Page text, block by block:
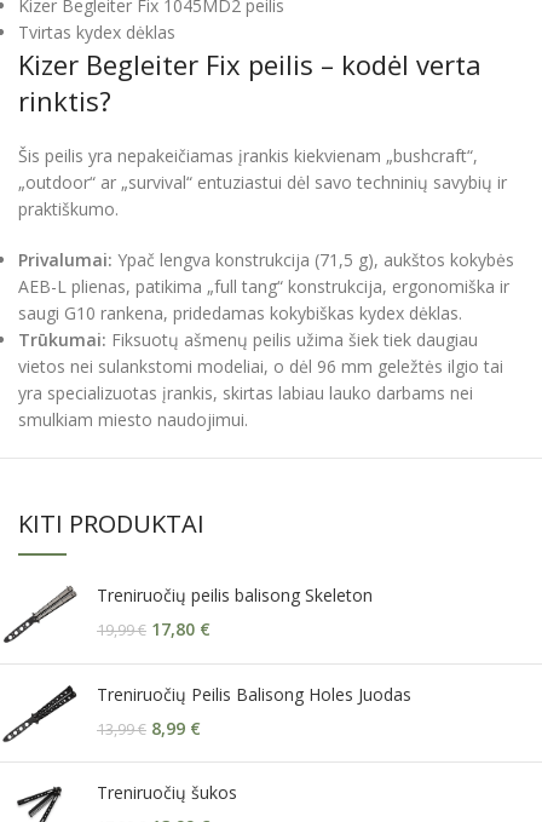
Kizer Begleiter Fix 1045MD2 peilis
Tvirtas kydex dėklas
Kizer Begleiter Fix peilis – kodėl verta
rinktis?
Šis peilis yra nepakeičiamas įrankis kiekvienam „bushcraft“,
„outdoor“ ar „survival“ entuziastui dėl savo techninių savybių ir
praktiškumo.
Privalumai: Ypač lengva konstrukcija (71,5 g), aukštos kokybės
AEB-L plienas, patikima „full tang“ konstrukcija, ergonomiška ir
saugi G10 rankena, pridedamas kokybiškas kydex dėklas.
Trūkumai: Fiksuotų ašmenų peilis užima šiek tiek daugiau
vietos nei sulankstomi modeliai, o dėl 96 mm geležtės ilgio tai
yra specializuotas įrankis, skirtas labiau lauko darbams nei
smulkiam miesto naudojimui.
KITI PRODUKTAI
Treniruočių peilis balisong Skeleton
19,99€ 17,80 €
Treniruočių Peilis Balisong Holes Juodas
13,99€ 8,99 €
Treniruočių šukos